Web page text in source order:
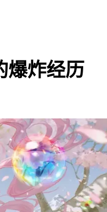
爆炸经历